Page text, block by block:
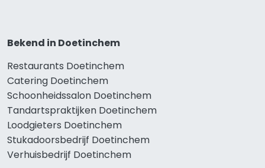
Bekend in Doetinchem
Restaurants Doetinchem
Catering Doetinchem
Schoonheidssalon Doetinchem
Tandartspraktijken Doetinchem
Loodgieters Doetinchem
Stukadoorsbedrijf Doetinchem
Verhuisbedrijf Doetinchem